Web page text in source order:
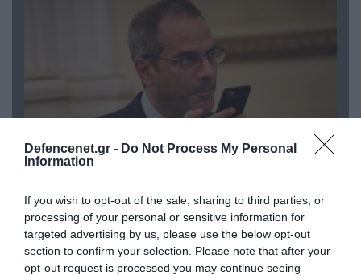
Defencenet.gr - Do Not Process My Personal
Information
If you wish to opt-out of the sale, sharing to third parties, or
processing of your personal or sensitive information for
targeted advertising by us, please use the below opt-out
section to confirm your selection. Please note that after your
opt-out request is processed you may continue seeing
07.08.2026 | 20:02
Ο Γιάννης Αλαφούζος «τέλειωσε» τον
Κωνσταντίνο Ζούλα από τον ΣΚΑΪ – Ο λόγος της
απομάκρυνσής του